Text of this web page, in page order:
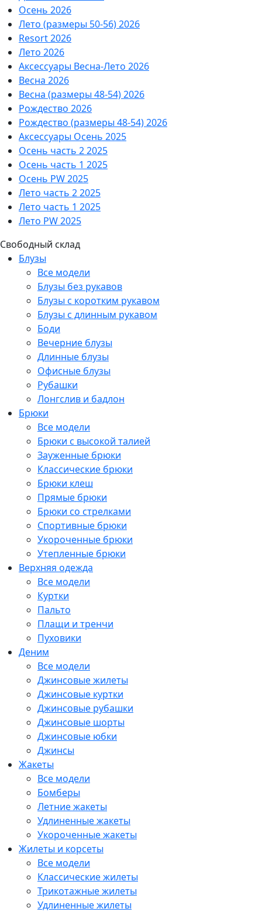
Осень 2026
Лето (размеры 50-56) 2026
Resort 2026
Лето 2026
Аксессуары Весна-Лето 2026
Весна 2026
Весна (размеры 48-54) 2026
Рождество 2026
Рождество (размеры 48-54) 2026
Аксессуары Осень 2025
Осень часть 2 2025
Осень часть 1 2025
Осень PW 2025
Лето часть 2 2025
Лето часть 1 2025
Лето PW 2025
Свободный склад
Блузы
Все модели
Блузы без рукавов
Блузы с коротким рукавом
Блузы с длинным рукавом
Боди
Вечерние блузы
Длинные блузы
Офисные блузы
Рубашки
Лонгслив и бадлон
Брюки
Все модели
Брюки с высокой талией
Зауженные брюки
Классические брюки
Брюки клеш
Прямые брюки
Брюки со стрелками
Спортивные брюки
Укороченные брюки
Утепленные брюки
Верхняя одежда
Все модели
Куртки
Пальто
Плащи и тренчи
Пуховики
Деним
Все модели
Джинсовые жилеты
Джинсовые куртки
Джинсовые рубашки
Джинсовые шорты
Джинсовые юбки
Джинсы
Жакеты
Все модели
Бомберы
Летние жакеты
Удлиненные жакеты
Укороченные жакеты
Жилеты и корсеты
Все модели
Классические жилеты
Трикотажные жилеты
Удлиненные жилеты